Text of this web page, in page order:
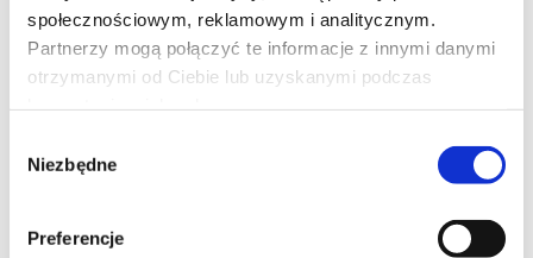
społecznościowym, reklamowym i analitycznym.
Partnerzy mogą połączyć te informacje z innymi danymi
otrzymanymi od Ciebie lub uzyskanymi podczas
zgody
Niezbędne
Preferencje
Zawodowcy
Guy Ritchie („Dżentelmeni”, „Gra fortuny”, „Przekręt”, „Porachunki”)
powraca z nowym filmem! Eve, działająca w szarej strefie
wyjątkowo bogatych klientów otrzymuje zlecenie od grupy
nowojorskich inwestorów. Ma odzyskać dług od mieszkającego na
prywatnej wyspie, dysponującego własną armią miliardera o